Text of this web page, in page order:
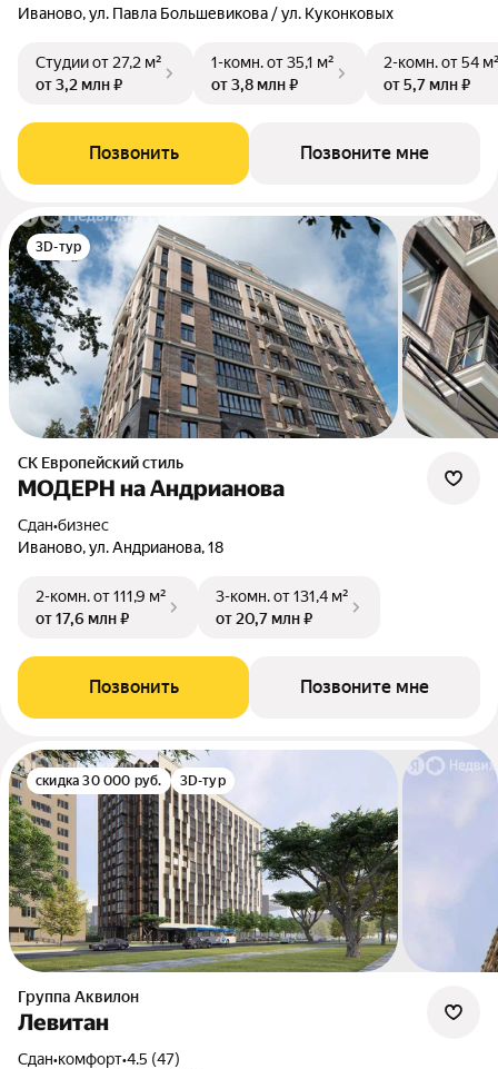
Иваново, ул. Павла Большевикова / ул. Куконковых
Студииот 27,2 м²
от 3,2 млн ₽
1-комн.от 35,1 м²
от 3,8 млн ₽
2-комн.от 54
от 5,7 млн ₽
Позвонить Позвоните мне
3D-тур
СК Европейский стиль
МОДЕРН на Андрианова
Сдан•бизнес
Иваново, ул. Андрианова, 18
2-комн.от 111,9 м²
от 17,6 млн ₽
3-комн.от 131,4 м²
от 20,7 млн ₽
Позвонить Позвоните мне
скидка 30 000 руб. 3D-тур
Группа Аквилон
Левитан
Сдан•комфорт•4.5 (47)